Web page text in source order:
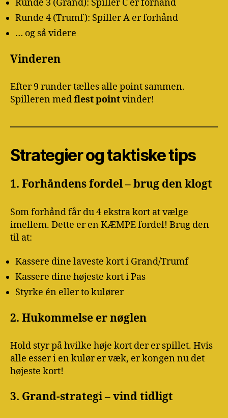
Runde 3 (Grand): Spiller C er forhånd
Runde 4 (Trumf): Spiller A er forhånd
… og så videre
Vinderen
Efter 9 runder tælles alle point sammen.
Spilleren medflest pointvinder!
Strategier og taktiske tips
1. Forhåndens fordel – brug den klogt
Som forhånd får du 4 ekstra kort at vælge
imellem. Dette er en KÆMPE fordel! Brug den
til at:
Kassere dine laveste kort i Grand/Trumf
Kassere dine højeste kort i Pas
Styrke én eller to kulører
2. Hukommelse er nøglen
Hold styr på hvilke høje kort der er spillet. Hvis
alle esser i en kulør er væk, er kongen nu det
højeste kort!
3. Grand-strategi – vind tidligt